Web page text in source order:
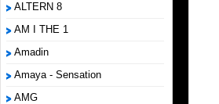
ALTERN 8
AM I THE 1
Amadin
Amaya - Sensation
AMG